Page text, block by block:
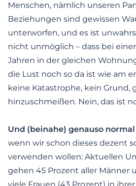
Menschen, nämlich unseren
Beziehungen sind gewissen
unterworfen, und es ist
nicht unmöglich – dass bei
Jahren in der gleichen
die Lust noch so da ist wie am
keine Katastrophe, kein Grund,
hinzuschmeißen. Nein, das ist
Und (beinahe) genauso
wenn wir schon dieses dezent
verwenden wollen: Aktuellen
gehen 45 Prozent aller Männer